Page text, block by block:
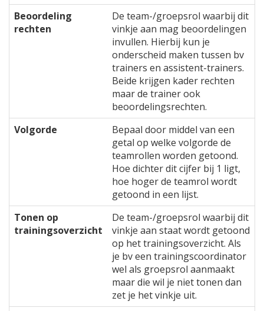
Beoordeling
rechten
De team-/groepsrol waarbij dit
vinkje aan mag beoordelingen
invullen. Hierbij kun je
onderscheid maken tussen bv
trainers en assistent-trainers.
Beide krijgen kader rechten
maar de trainer ook
beoordelingsrechten.
Volgorde
Bepaal door middel van een
getal op welke volgorde de
teamrollen worden getoond.
Hoe dichter dit cijfer bij 1 ligt,
hoe hoger de teamrol wordt
getoond in een lijst.
Tonen op
trainingsoverzicht
De team-/groepsrol waarbij dit
vinkje aan staat wordt getoond
op het trainingsoverzicht. Als
je bv een trainingscoordinator
wel als groepsrol aanmaakt
maar die wil je niet tonen dan
zet je het vinkje uit.